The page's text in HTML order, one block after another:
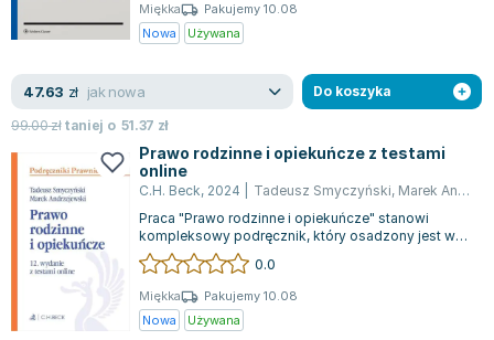
Miękka
Pakujemy 10.08
Nowa
Używana
47.63 zł jak nowa
99.00złtaniej o 51.37 zł
Do koszyka
Prawo rodzinne i opiekuńcze z testami
online
C.H. Beck, 2024 Tadeusz Smyczyński, Marek Andrzejewski
Praca "Prawo rodzinne i opiekuńcze" stanowi
kompleksowy podręcznik, który osadzony jest w
ramach Kodeksu rodzinnego i opiekuńczego...
0.0
Miękka
Pakujemy 10.08
Nowa
Używana